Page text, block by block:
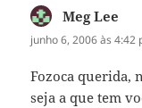
Meg Lee
junho 6, 2006 às 4:42
Fozoca querida,
seja a que tem